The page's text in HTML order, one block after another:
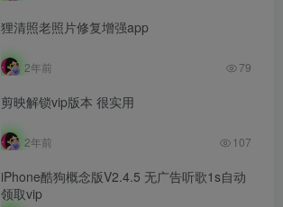
狸清照老照片修复增强app
2年前 79
剪映解锁vip版本 很实用
2年前 107
iPhone酷狗概念版V2.4.5 无广告听歌1s自动
领取vip